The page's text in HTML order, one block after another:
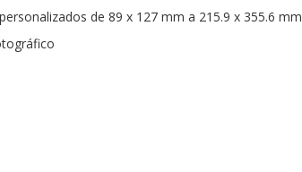
de 89 x 127 mm a 215.9 x 355.6 mm